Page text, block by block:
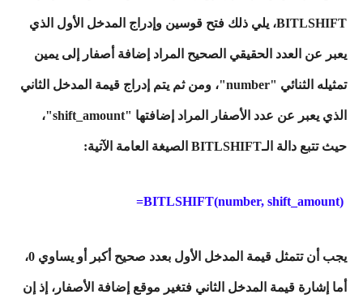
BITLSHIFT، يلي ذلك فتح قوسين وإدراج المدخل الأول الذي
يعبر عن العدد الحقيقي الصحيح المراد إضافة أصفار إلى يمين
تمثيله الثنائي "number"، ومن ثم يتم إدراج قيمة المدخل الثاني
الذي يعبر عن عدد الأصفار المراد إضافتها "shift_amount"،
حيث تتبع دالة الـBITLSHIFT الصيغة العامة الآتية:
يجب أن تتمثل قيمة المدخل الأول بعدد صحيح أكبر أو يساوي 0،
أما إشارة قيمة المدخل الثاني فتغير موقع إضافة الأصفار، إذ إن